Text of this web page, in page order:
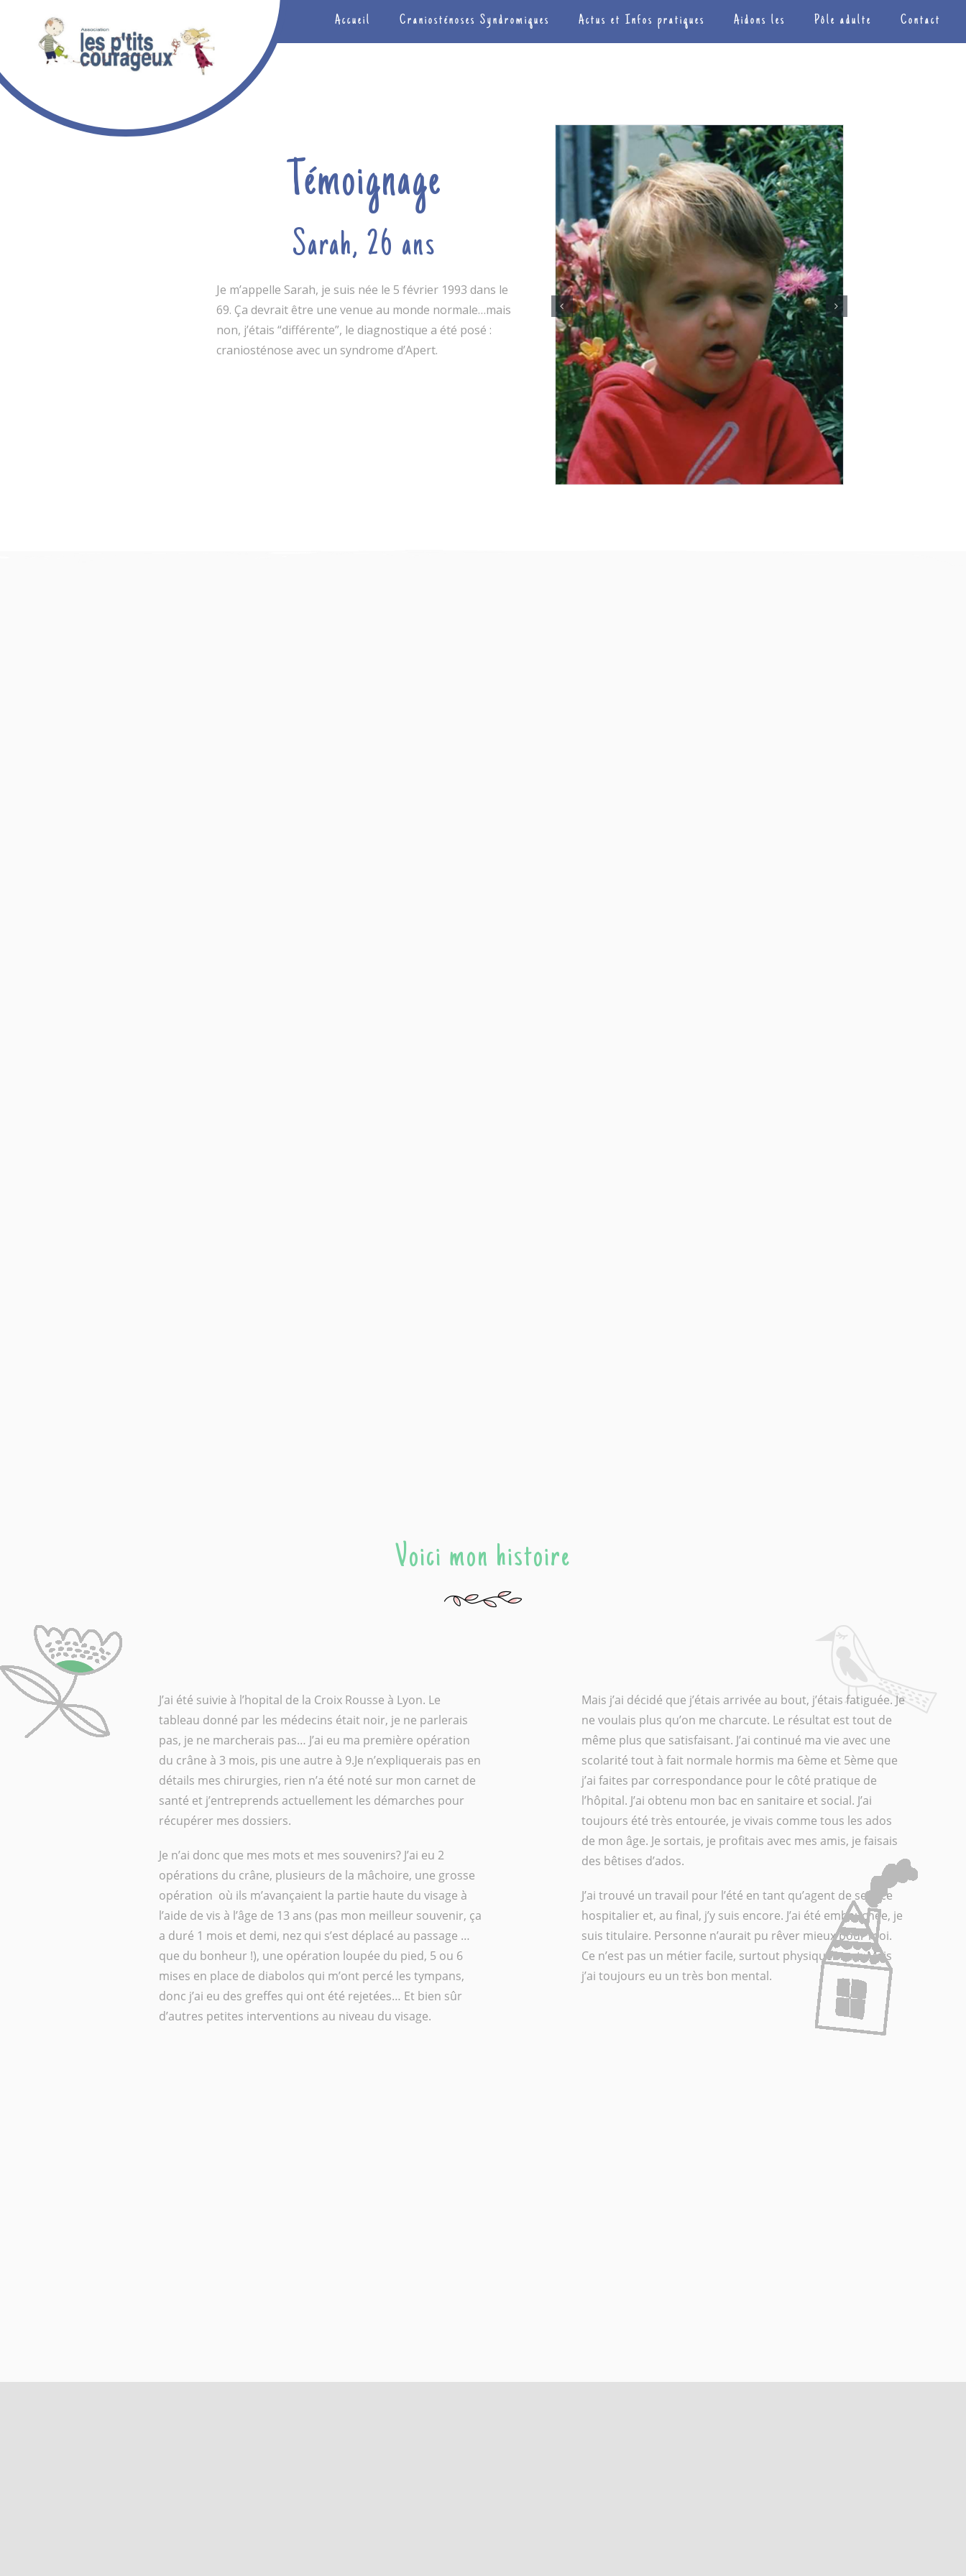
content
Accueil Craniosténoses Syndromiques Actus et Infos pratiques Aidons les Pôle adulte Contact
Témoignage
Sarah, 26 ans
Je m’appelle Sarah, je suis née le 5 février 1993 dans le
69. Ça devrait être une venue au monde normale…mais
non, j’étais “différente”, le diagnostique a été posé :
craniosténose avec un syndrome d’Apert.
Voici mon histoire
J’ai été suivie à l’hopital de la Croix Rousse à Lyon. Le
tableau donné par les médecins était noir, je ne parlerais
pas, je ne marcherais pas… J’ai eu ma première opération
du crâne à 3 mois, pis une autre à 9.Je n’expliquerais pas en
détails mes chirurgies, rien n’a été noté sur mon carnet de
santé et j’entreprends actuellement les démarches pour
récupérer mes dossiers.
Je n’ai donc que mes mots et mes souvenirs? J’ai eu 2
opérations du crâne, plusieurs de la mâchoire, une grosse
opération où ils m’avançaient la partie haute du visage à
l’aide de vis à l’âge de 13 ans (pas mon meilleur souvenir, ça
a duré 1 mois et demi, nez qui s’est déplacé au passage …
que du bonheur !), une opération loupée du pied, 5 ou 6
mises en place de diabolos qui m’ont percé les tympans,
donc j’ai eu des greffes qui ont été rejetées… Et bien sûr
d’autres petites interventions au niveau du visage.
Mais j’ai décidé que j’étais arrivée au bout, j’étais fatiguée. Je
ne voulais plus qu’on me charcute. Le résultat est tout de
même plus que satisfaisant. J’ai continué ma vie avec une
scolarité tout à fait normale hormis ma 6ème et 5ème que
j’ai faites par correspondance pour le côté pratique de
l’hôpital. J’ai obtenu mon bac en sanitaire et social. J’ai
toujours été très entourée, je vivais comme tous les ados
de mon âge. Je sortais, je profitais avec mes amis, je faisais
des bêtises d’ados.
J’ai trouvé un travail pour l’été en tant qu’agent de service
hospitalier et, au final, j’y suis encore. J’ai été embauchée, je
suis titulaire. Personne n’aurait pu rêver mieux pour moi.
Ce n’est pas un métier facile, surtout physiquement. Mais
j’ai toujours eu un très bon mental.